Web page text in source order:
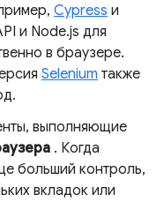
Cypress и
и Node.js для
в браузере.
Selenium также
выполняющие
. Когда
больший контроль,
вкладок или